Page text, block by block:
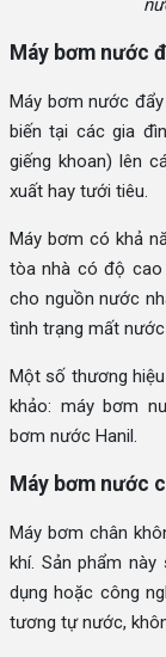
Máy bơm nước
Máy bơm nước
biến tại các gia
giếng khoan) lên
xuất hay tưới tiêu.
Máy bơm có khả
tòa nhà có độ cao
cho nguồn nước
tình trạng mất
Một số thương
khảo: máy bơm
bơm nước Hanil.
Máy bơm nước
Máy bơm chân
khí. Sản phẩm
dụng hoặc công
tương tự nước,